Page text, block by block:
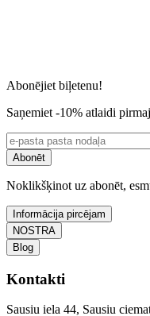
Abonējiet biļetenu!
Saņemiet -10% atlaidi
Abonēt
Noklikšķinot uz abonēt,
Informācija pircējam
NOSTRA
Blog
Kontakti
Sausiu iela 44, Sausiu